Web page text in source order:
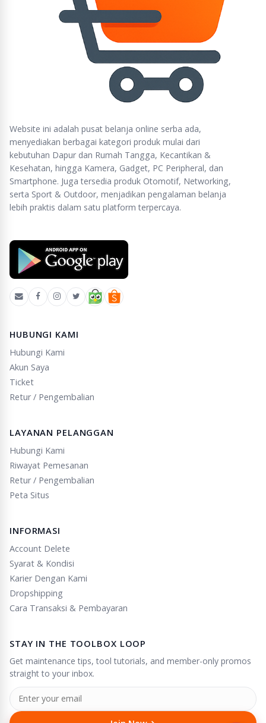
Website ini adalah pusat belanja online serba ada,
menyediakan berbagai kategori produk mulai dari
kebutuhan Dapur dan Rumah Tangga, Kecantikan &
Kesehatan, hingga Kamera, Gadget, PC Peripheral, dan
Smartphone. Juga tersedia produk Otomotif, Networking,
serta Sport & Outdoor, menjadikan pengalaman belanja
lebih praktis dalam satu platform terpercaya.
HUBUNGI KAMI
Hubungi Kami
Akun Saya
Ticket
Retur / Pengembalian
LAYANAN PELANGGAN
Hubungi Kami
Riwayat Pemesanan
Retur / Pengembalian
Peta Situs
INFORMASI
Account Delete
Syarat & Kondisi
Karier Dengan Kami
Dropshipping
Cara Transaksi & Pembayaran
STAY IN THE TOOLBOX LOOP
Get maintenance tips, tool tutorials, and member-only promos
straight to your inbox.